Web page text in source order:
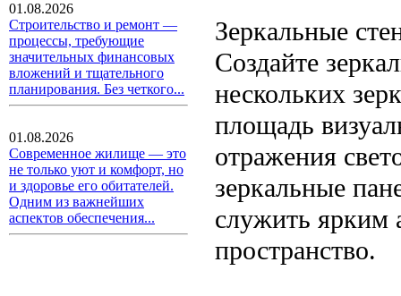
01.08.2026
Строительство и ремонт —
процессы, требующие
значительных финансовых
вложений и тщательного
планирования. Без четкого...
01.08.2026
Современное жилище — это
не только уют и комфорт, но
и здоровье его обитателей.
Одним из важнейших
аспектов обеспечения...
Зеркальные
Создайте
нескольких
площадь
отражения
зеркальные
служить ярким
пространство.